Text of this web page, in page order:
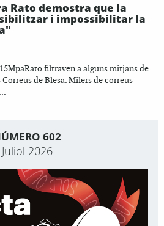
Rato demostra que la
i impossibilitar la
filtraven a alguns mitjans de
de Blesa. Milers de correus
602
Juliol 2026